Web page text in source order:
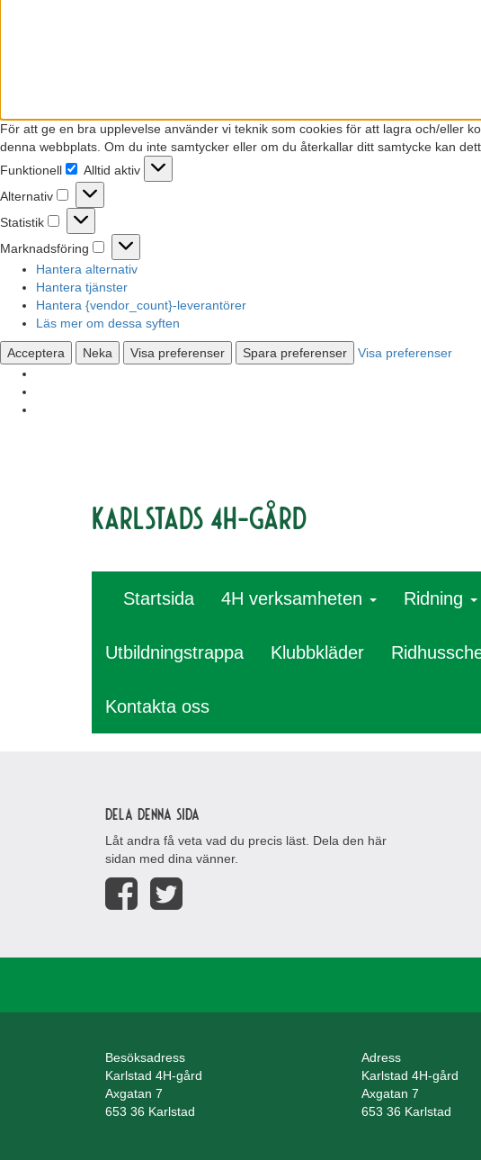
För att ge en bra upplevelse använder vi teknik som cookies för att lagra och/eller
denna webbplats. Om du inte samtycker eller om du återkallar ditt samtycke kan
Funktionell
Funktionell
Alltid aktiv
Alternativ
Alternativ
Statistik
Statistik
Marknadsföring
Marknadsföring
Hantera alternativ
Hantera tjänster
Hantera {vendor_count}-leverantörer
Läs mer om dessa syften
Acceptera Neka Visa preferenser Spara preferenser Visa preferenser
Karlstads 4H-gård
Startsida 4H verksamheten Ridning
Utbildningstrappa Klubbkläder
Kontakta oss
Dela denna sida
Låt andra få veta vad du precis läst. Dela den här
sidan med dina vänner.
Besöksadress
Karlstad 4H-gård
Axgatan 7
653 36 Karlstad
Adress
Karlstad 4H-gård
Axgatan 7
653 36 Karlstad